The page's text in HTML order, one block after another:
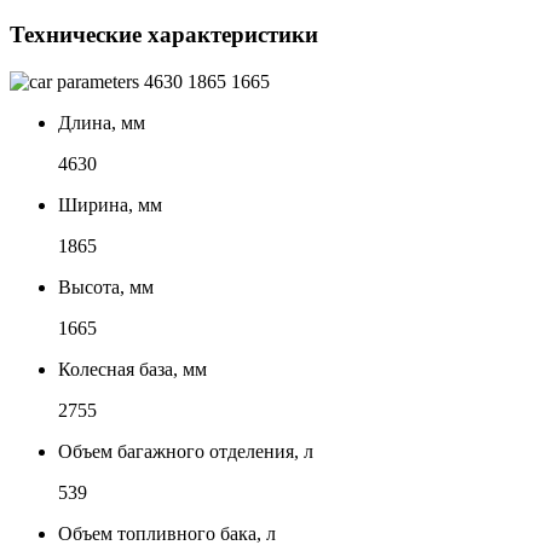
Технические характеристики
4630 1865 1665
Длина, мм
4630
Ширина, мм
1865
Высота, мм
1665
Колесная база, мм
2755
Объем багажного отделения, л
539
Объем топливного бака, л